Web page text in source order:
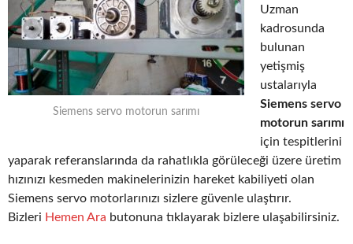
Siemens servo motorun sarımı
Uzman
kadrosunda
bulunan
yetişmiş
ustalarıyla
Siemens servo
motorun sarımı
için tespitlerini
yaparak referanslarında da rahatlıkla görüleceği üzere üretim
hızınızı kesmeden makinelerinizin hareket kabiliyeti olan
Siemens servo motorlarınızı sizlere güvenle ulaştırır.
Bizleri Hemen Ara butonuna tıklayarak bizlere ulaşabilirsiniz.